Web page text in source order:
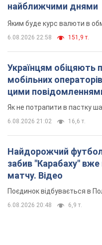
найближчими днями
Яким буде курс валюти в
6.08.2026 22:58 151,9 т.
Українцям обіцяють
мобільних
цими
Як не потрапити в пастку
6.08.2026 21:02 16,6 т.
Найдорожчий
забив "Карабаху" вже
матчу. Відео
Поєдинок відбувається в
6.08.2026 20:48 6,9 т.